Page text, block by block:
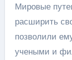
Мировые
расширить
позволили
учеными и